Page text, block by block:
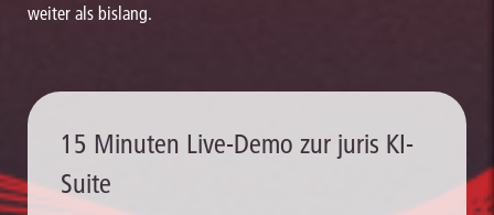
weiter als bislang.
15 Minuten Live-Demo zur juris KI-
Suite